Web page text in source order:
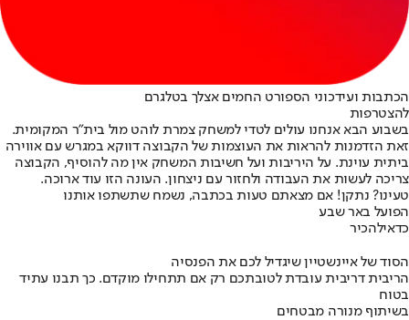
הכתבות ועידכוני הספורט החמים אצלך בטלגרם
להצטרפות
בשבוע הבא אנחנו עולים לטדי למשחק צמרת לוהט מול בית"ר המקומית.
זאת הזדמנות להראות את העוצמות של הקבוצה דווקא במגרש עם אווירה
ביתית עוינת. על היריבות ועל חשיבות המשחק אין מה להוסיף, הקבוצה
צריכה לעשות את העבודה ולחזור עם ניצחון. העונה הזו עוד ארוכה.
טעינו? נתקן! אם מצאתם טעות בכתבה, נשמח שתשתפו אותנו
הפועל באר שבע
כדאילהכיר
הסוד של איינשטיין שיגדיל לכם את הפנסיה
הריבית דריבית עובדת לטובתכם רק אם תתחילו מוקדם. כך תבנו עתיד
בטוח
בשיתוף מנורה מבטחים